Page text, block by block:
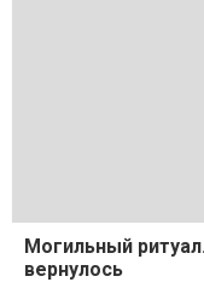
Могильный
вернулось